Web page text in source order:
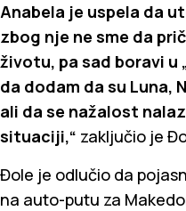
Anabela je uspela da
zbog nje ne sme da
životu, pa sad boravi u
da dodam da su Luna,
ali da se nažalost
situaciji,“ zaključio je
Đole je odlučio da
na auto-putu za